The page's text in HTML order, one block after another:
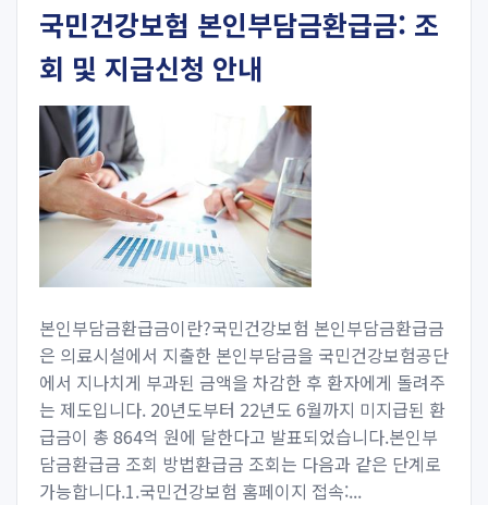
국민건강보험 본인부담금환급금: 조
회 및 지급신청 안내
본인부담금환급금이란?국민건강보험 본인부담금환급금
은 의료시설에서 지출한 본인부담금을 국민건강보험공단
에서 지나치게 부과된 금액을 차감한 후 환자에게 돌려주
는 제도입니다. 20년도부터 22년도 6월까지 미지급된 환
급금이 총 864억 원에 달한다고 발표되었습니다.본인부
담금환급금 조회 방법환급금 조회는 다음과 같은 단계로
가능합니다.1.국민건강보험 홈페이지 접속:...